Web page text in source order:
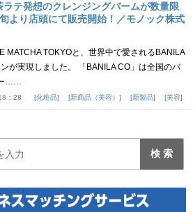
ラテ発想のクレンジングバームが数量限
より店頭にて販売開始！／モノック株式
MATCHA TOKYOと、世界中で愛されるBANILA
が実現しました。 「BANILA CO」は全国のバ
ー……
：28 化粧品 新商品（美容） 新製品 美容